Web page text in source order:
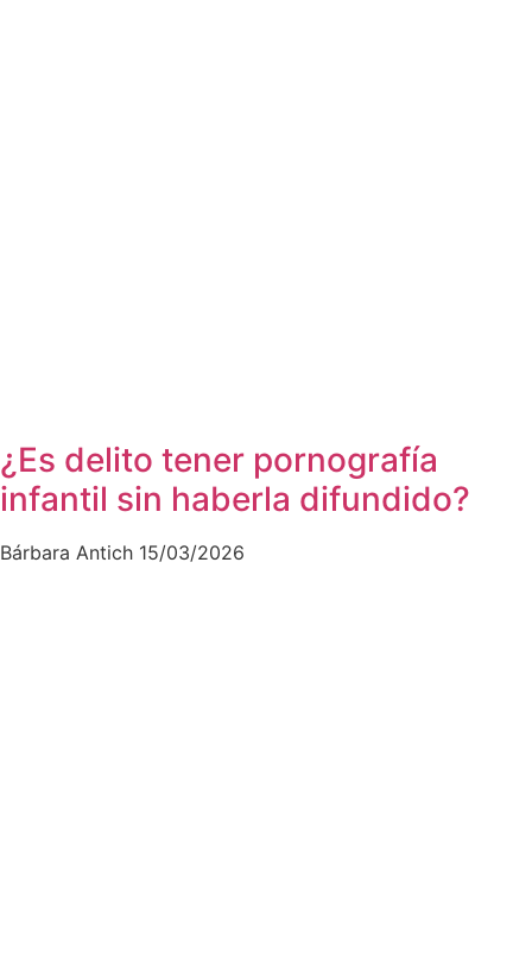
¿Es delito tener pornografía
infantil sin haberla difundido?
Bárbara Antich 15/03/2026